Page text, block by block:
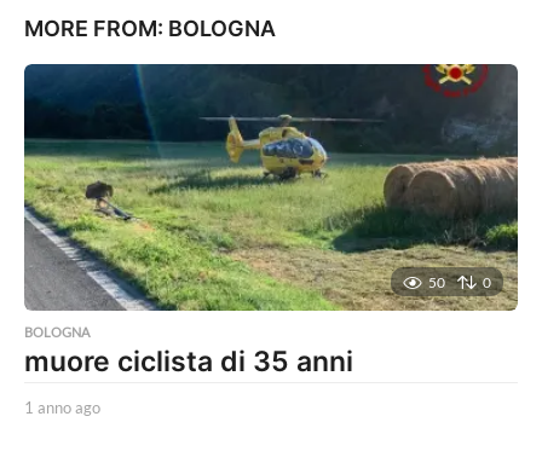
MORE FROM: BOLOGNA
50 0
BOLOGNA
muore ciclista di 35 anni
1 anno ago